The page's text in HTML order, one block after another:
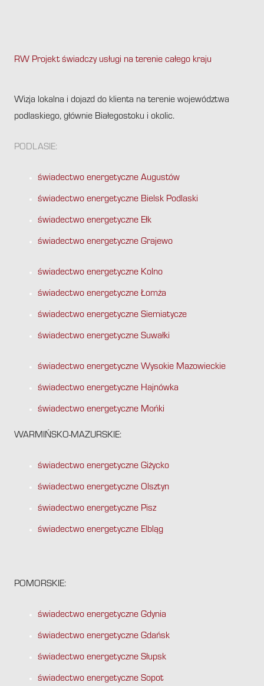
RW Projekt świadczy usługi na terenie całego kraju
Wizja lokalna i dojazd do klienta na terenie województwa
podlaskiego, głównie Białegostoku i okolic.
PODLASIE:
świadectwo energetyczne Augustów
świadectwo energetyczne Bielsk Podlaski
świadectwo energetyczne Ełk
świadectwo energetyczne Grajewo
świadectwo energetyczne Kolno
świadectwo energetyczne Łomża
świadectwo energetyczne Siemiatycze
świadectwo energetyczne Suwałki
świadectwo energetyczne Wysokie Mazowieckie
świadectwo energetyczne Hajnówka
świadectwo energetyczne Mońki
WARMIŃSKO-MAZURSKIE:
świadectwo energetyczne Giżycko
świadectwo energetyczne Olsztyn
świadectwo energetyczne Pisz
świadectwo energetyczne Elbląg
POMORSKIE:
świadectwo energetyczne Gdynia
świadectwo energetyczne Gdańsk
świadectwo energetyczne Słupsk
świadectwo energetyczne Sopot